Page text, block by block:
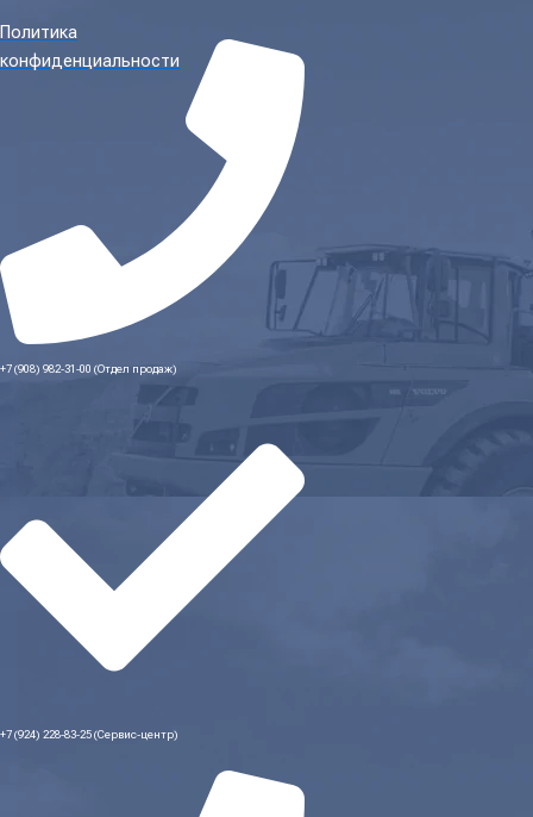
Политика
конфиденциальности
+7 (908) 982-31-00 (Отдел продаж)
+7 (924) 228-83-25 (Сервис-центр)